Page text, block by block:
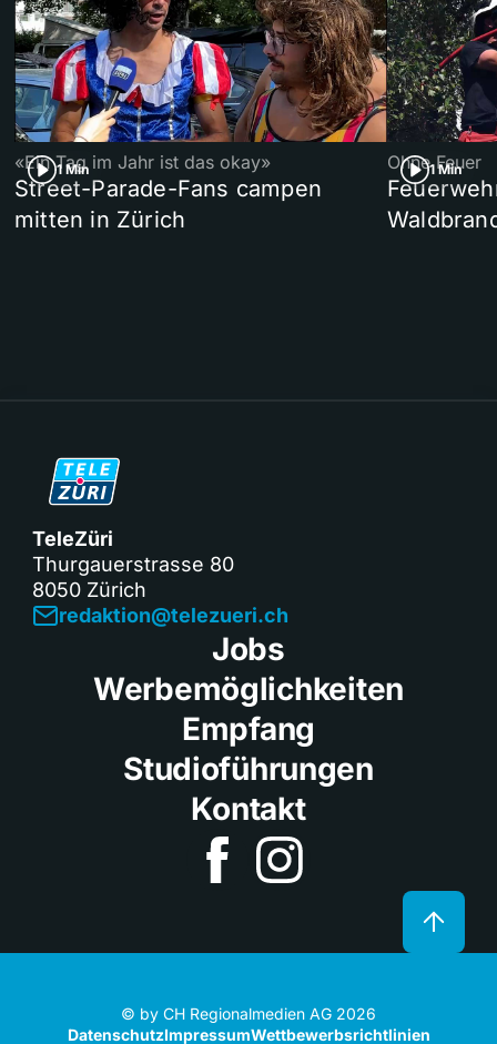
1 Min
«Ein Tag im Jahr ist das okay»
Street-Parade-Fans campen
mitten in Zürich
1 Min
Ohne Feuer
TeleZüri
Thurgauerstrasse 80
8050 Zürich
redaktion@telezueri.ch
Jobs
Werbemöglichkeiten
Empfang
Studioführungen
Kontakt
© by CH Regionalmedien AG 2026
DatenschutzImpressumWettbewerbsrichtlinien